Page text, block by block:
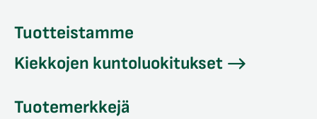
Tuotteistamme
Kiekkojen kuntoluokitukset
Tuotemerkkejä